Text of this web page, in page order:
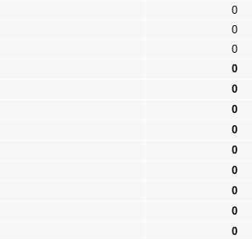
0
0
0
0
0
0
0
0
0
0
0
0